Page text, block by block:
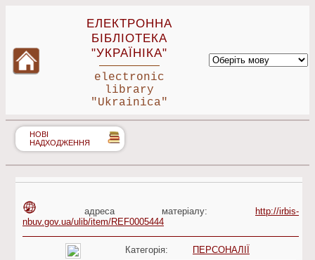
ЕЛЕКТРОННА
БІБЛІОТЕКА
"УКРАЇНІКА"
electronic
library
"Ukrainica"
НОВІ
НАДХОДЖЕННЯ
адреса матеріалу: http://irbis-
nbuv.gov.ua/ulib/item/REF0005444
Категорія: ПЕРСОНАЛІЇ